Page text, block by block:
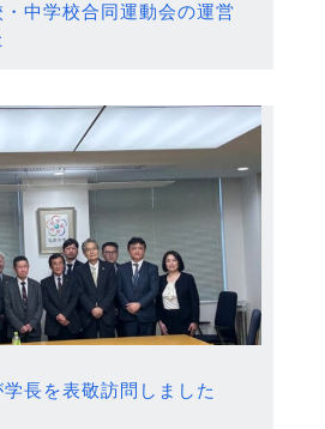
中学校合同運動会の運営
長を表敬訪問しました